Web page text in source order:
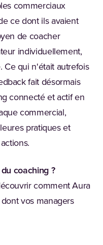
commerciaux
ce dont ils avaient
de coacher
individuellement,
Ce qui n'était autrefois
fait désormais
connecté et actif en
commercial,
pratiques et
coaching ?
comment Aura
vos managers